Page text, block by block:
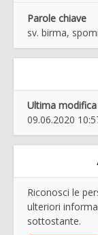
Parole chiave
sv. birma,
Ultima modifica
09.06.2020
Riconosci le
ulteriori
sottostante.